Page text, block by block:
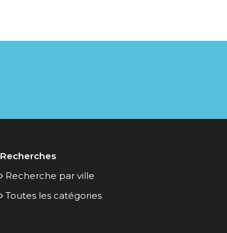
Recherches
Recherche par ville
Toutes les catégories